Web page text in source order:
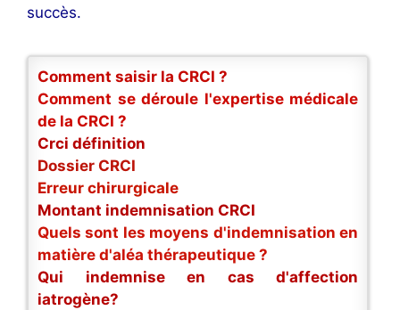
succès.
Comment saisir la CRCI ?
Comment se déroule l'expertise médicale
de la CRCI ?
Crci définition
Dossier CRCI
Erreur chirurgicale
Montant indemnisation CRCI
Quels sont les moyens d'indemnisation en
matière d'aléa thérapeutique ?
Qui indemnise en cas d'affection
iatrogène?